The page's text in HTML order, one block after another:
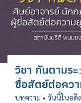
วิชา กันตามร
ซื่อสัตย์ต่อคว
บทความ • วันนี้ในอดี